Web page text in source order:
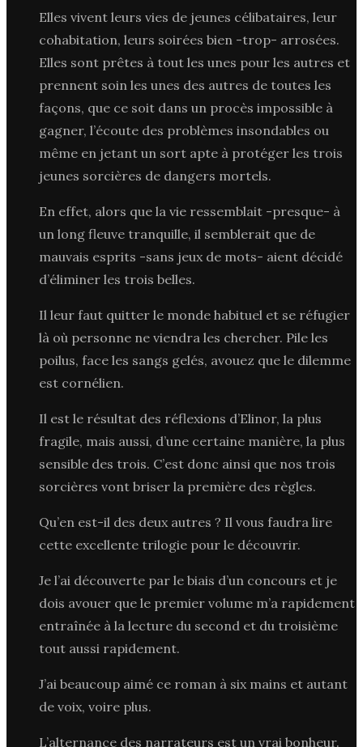
Elles vivent leurs vies de jeunes célibataires, leur
cohabitation, leurs soirées bien -trop- arrosées.
Elles sont prêtes à tout les unes pour les autres et
prennent soin les unes des autres de toutes les
façons, que ce soit dans un procès impossible à
gagner, l’écoute des problèmes insondables ou
même en jetant un sort apte à protéger les trois
jeunes sorcières de dangers mortels.
En effet, alors que la vie ressemblait -presque- à
un long fleuve tranquille, il semblerait que de
mauvais esprits -sans jeux de mots- aient décidé
d’éliminer les trois belles.
Il leur faut quitter le monde habituel et se réfugier
là où personne ne viendra les chercher. Pile les
poilus, face les sangs gelés, avouez que le dilemme
est cornélien.
Il est le résultat des réflexions d’Elinor, la plus
fragile, mais aussi, d’une certaine manière, la plus
sensible des trois. C’est donc ainsi que nos trois
sorcières vont briser la première des règles.
Qu’en est-il des deux autres ? Il vous faudra lire
cette excellente trilogie pour le découvrir.
Je l’ai découverte par le biais d’un concours et je
dois avouer que le premier volume m’a rapidement
entraînée à la lecture du second et du troisième
tout aussi rapidement.
J’ai beaucoup aimé ce roman à six mains et autant
de voix, voire plus.
L’alternance des narrateurs est un vrai bonheur.